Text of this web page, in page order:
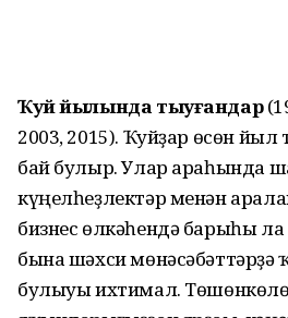
Ҡуй йылында тыуғандар
2003, 2015). Ҡуйҙар өсөн йыл
бай булыр. Улар араһында
күңелһеҙлектәр менән
бизнес өлкәһендә барыһы
бына шәхси
булыуы ихтимал.